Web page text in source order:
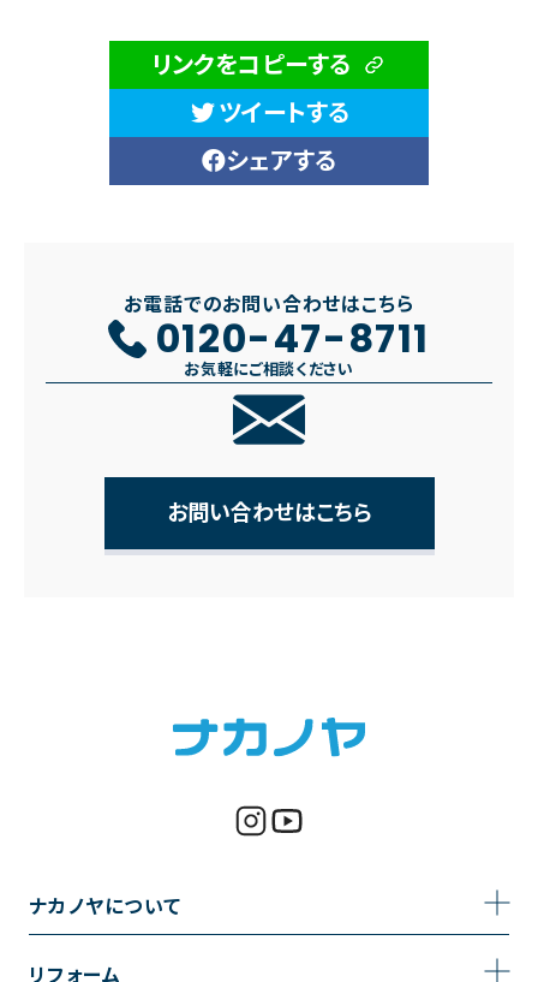
リンクをコピーする
ツイートする
シェアする
お電話でのお問い合わせはこちら
0120-47-8711
お気軽にご相談ください
お問い合わせはこちら
ナカノヤについて
リフォーム